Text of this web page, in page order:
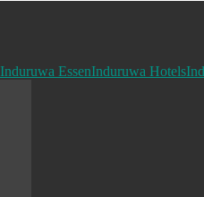
Induruwa EssenInduruwa Hotels